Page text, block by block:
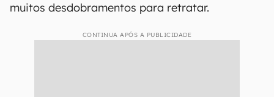
muitos desdobramentos para retratar.
CONTINUA APÓS A PUBLICIDADE